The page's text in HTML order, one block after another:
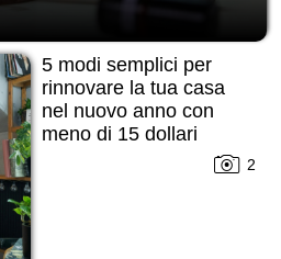
5 modi semplici per
rinnovare la tua casa
nel nuovo anno con
meno di 15 dollari
2